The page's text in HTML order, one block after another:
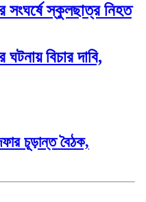
সংঘর্ষে স্কুলছাত্র নিহত
বিচার দাবি,
চূড়ান্ত বৈঠক,